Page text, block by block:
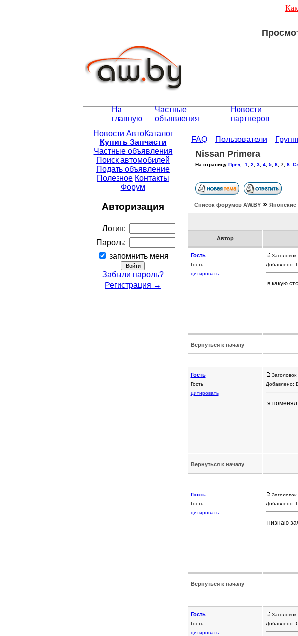
На
главную
Частные
объявления
Новости
партнеров
Новости АвтоКаталог
Купить Запчасти
Частные объявления
Поиск автомобилей
Подать объявление
Полезное Контакты
Форум
Авторизация
Логин:
Пароль:
запомнить меня
Забыли пароль?
Регистрация →
FAQ Пользователи
Nissan Primera
На страницу Пред. 1 2 3 4 5 6 7 8
Список форумов АW.BY» Японские
Автор
Гость
Гость
цитировать
Добавлено:
в какую
Вернуться к началу
Гость
Гость
цитировать
Добавлено:
я поменял
Вернуться к началу
Гость
Гость
цитировать
Добавлено:
низнаю
Вернуться к началу
Гость
Гость
цитировать
Добавлено: